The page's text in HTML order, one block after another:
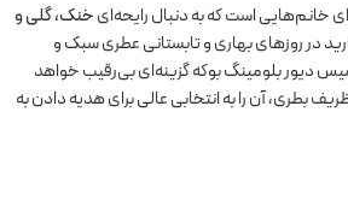
خانم‌هایی است که به دنبال رایحه‌ایخنک، گلی و
در روزهای بهاری و تابستانی عطری سبک و
میس دیور بلومینگ بوکه گزینه‌ای بی‌رقیب خواهد
بطری، آن را به انتخابی عالی برای هدیه دادن به